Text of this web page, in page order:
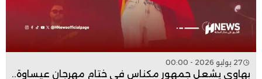
27 يوليو 2026 - 00:00
بهاوي يشعل جمهور مكناس في ختام مهرجان عيساوة..